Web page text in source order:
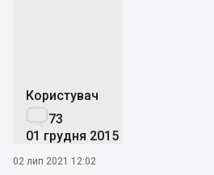
Користувач
73
01 грудня 2015
02 лип 2021 12:02